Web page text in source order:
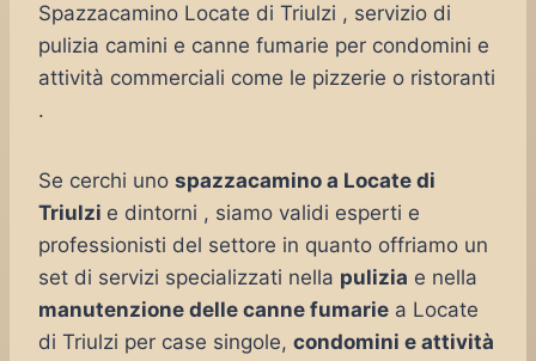
Spazzacamino Locate di Triulzi , servizio di
pulizia camini e canne fumarie per condomini e
attività commerciali come le pizzerie o ristoranti
.
Se cerchi uno spazzacamino a Locate di
Triulzi e dintorni , siamo validi esperti e
professionisti del settore in quanto offriamo un
set di servizi specializzati nella pulizia e nella
manutenzione delle canne fumarie a Locate
di Triulzi per case singole, condomini e attività